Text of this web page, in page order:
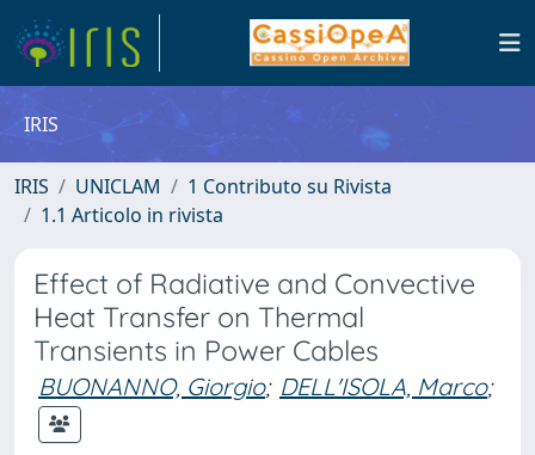
IRIS
IRIS UNICLAM
1 Contributo su Rivista
1.1 Articolo in rivista
Effect of Radiative and Convective
Heat Transfer on Thermal
Transients in Power Cables
BUONANNO, Giorgio; DELL'ISOLA, Marco;